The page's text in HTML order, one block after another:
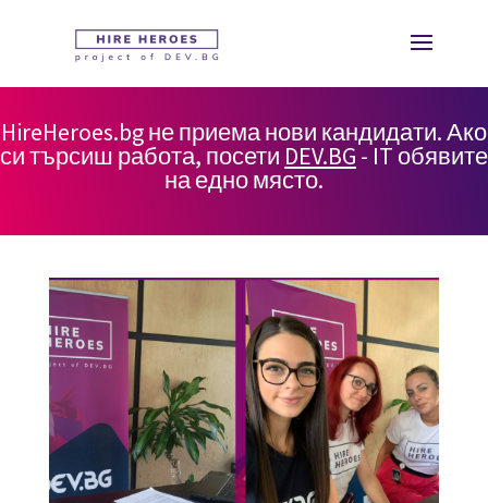
HireHeroes.bg не приема нови кандидати. Ако
си търсиш работа, посети DEV.BG - IT обявите
на едно място.